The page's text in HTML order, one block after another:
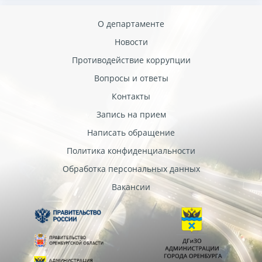
действующим законодательством порядке с органами
иными организациями по вопросам своей компетенции.
О департаменте
Новости
Противодействие коррупции
Вопросы и ответы
Контакты
Запись на прием
Написать обращение
Политика конфиденциальности
Обработка персональных данных
Вакансии